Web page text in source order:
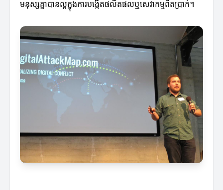
មនុស្សគ្នាបានល្អក្នុងការបង្កើតផលិតផលឬសេវាកម្មពិតប្រាក់។